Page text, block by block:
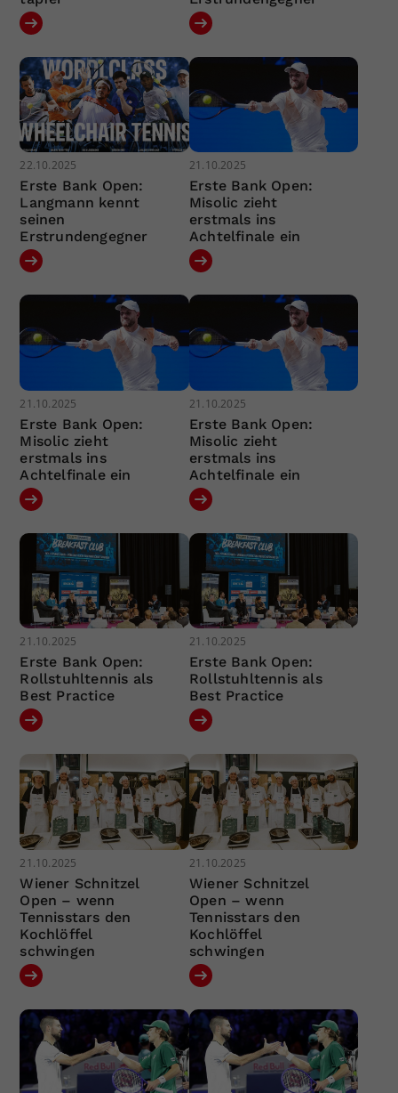
22.10.2025
Erste Bank Open:
Langmann kennt
seinen
Erstrundengegner
21.10.2025
Erste Bank Open:
Misolic zieht
erstmals ins
Achtelfinale ein
21.10.2025
Erste Bank Open:
Misolic zieht
erstmals ins
Achtelfinale ein
21.10.2025
Erste Bank Open:
Misolic zieht
erstmals ins
Achtelfinale ein
21.10.2025
Erste Bank Open:
Rollstuhltennis als
Best Practice
21.10.2025
Erste Bank Open:
Rollstuhltennis als
Best Practice
21.10.2025
Wiener Schnitzel
Open – wenn
Tennisstars den
Kochlöffel
schwingen
21.10.2025
Wiener Schnitzel
Open – wenn
Tennisstars den
Kochlöffel
schwingen